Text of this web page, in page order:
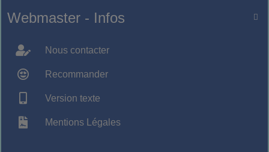

Webmaster - Infos
Nous contacter
Recommander
Version texte
Mentions Légales